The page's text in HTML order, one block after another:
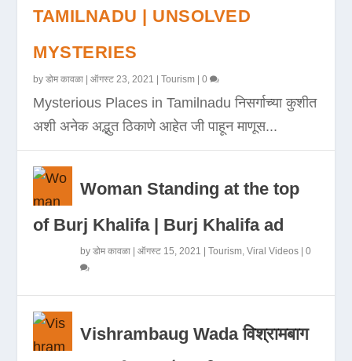
TAMILNADU | UNSOLVED
MYSTERIES
byडोम कावळा |ऑगस्ट 23, 2021 |Tourism |0
Mysterious Places in Tamilnadu निसर्गाच्या कुशीत
अशी अनेक अद्भुत ठिकाणे आहेत जी पाहून माणूस...
Woman Standing at the top
of Burj Khalifa | Burj Khalifa ad
byडोम कावळा |ऑगस्ट 15, 2021 |Tourism ,Viral Videos |0
Vishrambaug Wada विश्रामबाग